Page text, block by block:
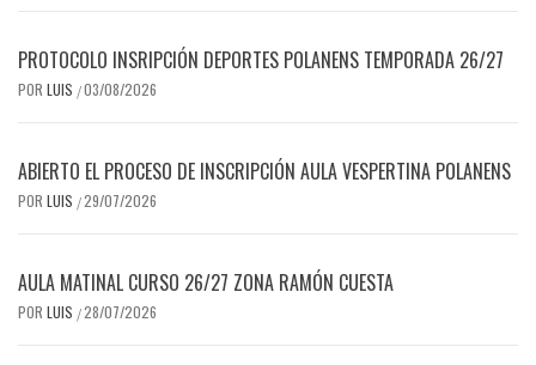
PROTOCOLO INSRIPCIÓN DEPORTES POLANENS TEMPORADA 26/27
POR LUIS /03/08/2026
ABIERTO EL PROCESO DE INSCRIPCIÓN AULA VESPERTINA POLANENS
POR LUIS /29/07/2026
AULA MATINAL CURSO 26/27 ZONA RAMÓN CUESTA
POR LUIS /28/07/2026